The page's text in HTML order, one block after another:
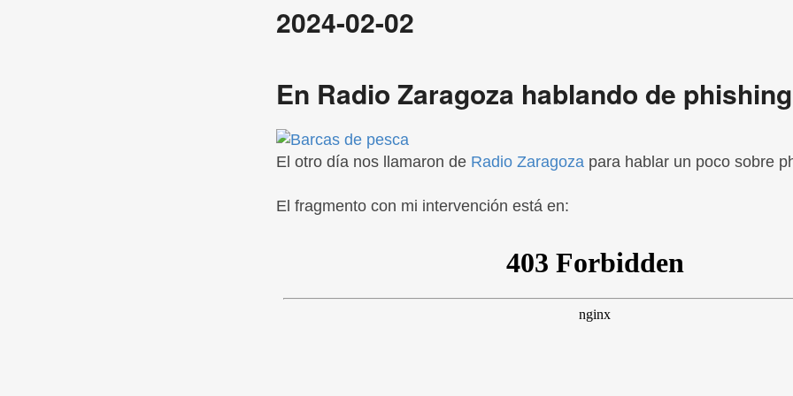
2024-02-02
En Radio Zaragoza hablando de phishing
El otro día nos llamaron de Radio Zaragoza para hablar un poco sobre
El fragmento con mi intervención está en: